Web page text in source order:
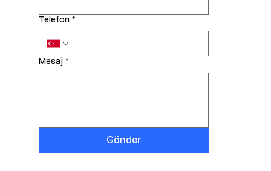
Telefon *
Mesaj *
Gönder